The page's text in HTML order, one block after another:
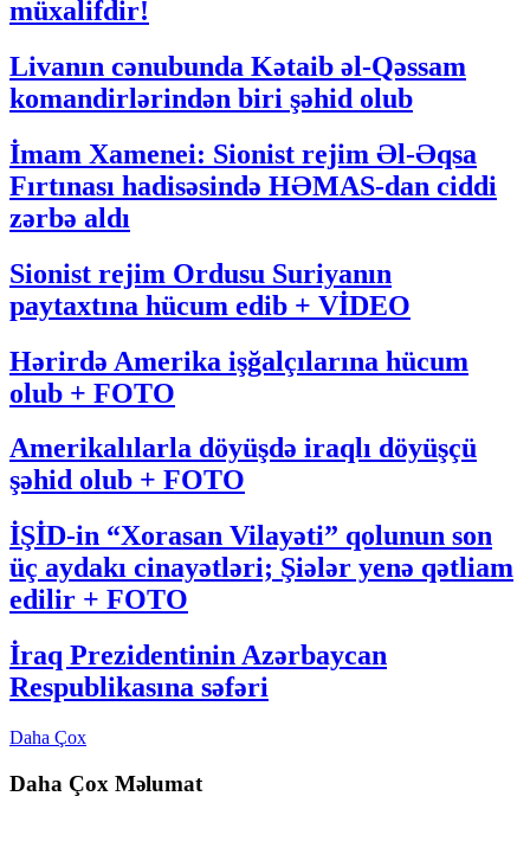
müxalifdir!
Livanın cənubunda Kətaib əl-Qəssam
komandirlərindən biri şəhid olub
İmam Xamenei: Sionist rejim Əl-Əqsa
Fırtınası hadisəsində HƏMAS-dan ciddi
zərbə aldı
Sionist rejim Ordusu Suriyanın
paytaxtına hücum edib + VİDEO
Hərirdə Amerika işğalçılarına hücum
olub + FOTO
Amerikalılarla döyüşdə iraqlı döyüşçü
şəhid olub + FOTO
İŞİD-in “Xorasan Vilayəti” qolunun son
üç aydakı cinayətləri; Şiələr yenə qətliam
edilir + FOTO
İraq Prezidentinin Azərbaycan
Respublikasına səfəri
Daha Çox
Daha Çox Məlumat